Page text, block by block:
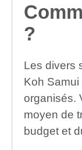
?
Les divers
Koh
organisés.
moyen de
budget et